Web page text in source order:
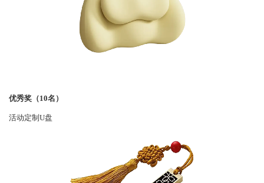
优秀奖（10名）
活动定制 U盘